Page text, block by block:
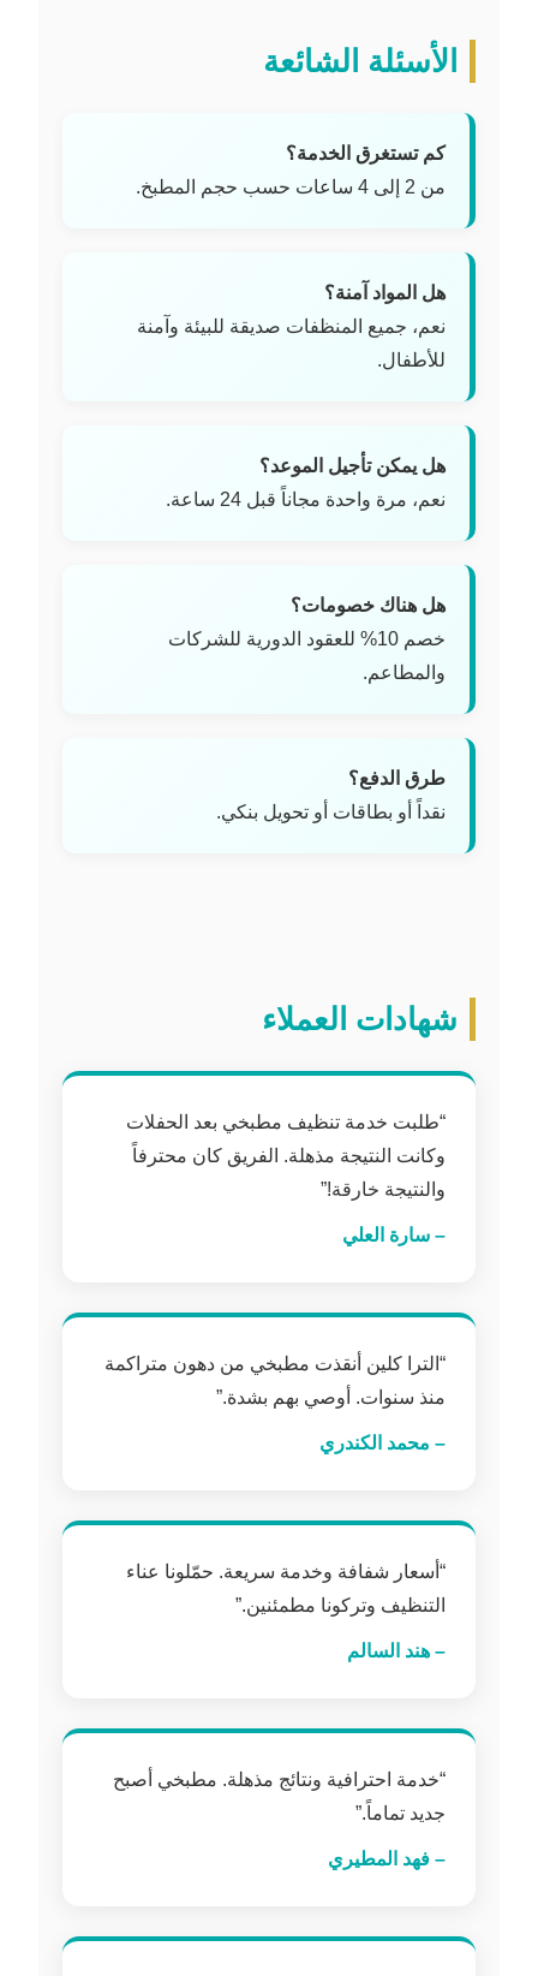
الأسئلة الشائعة
كم تستغرق الخدمة؟
من 2 إلى 4 ساعات حسب حجم المطبخ.
هل المواد آمنة؟
نعم، جميع المنظفات صديقة للبيئة وآمنة
للأطفال.
هل يمكن تأجيل الموعد؟
نعم، مرة واحدة مجاناً قبل 24 ساعة.
هل هناك خصومات؟
خصم 10% للعقود الدورية للشركات
والمطاعم.
طرق الدفع؟
نقداً أو بطاقات أو تحويل بنكي.
شهادات العملاء
“طلبت خدمة تنظيف مطبخي بعد الحفلات
وكانت النتيجة مذهلة. الفريق كان محترفاً
والنتيجة خارقة!”
– سارة العلي
“الترا كلين أنقذت مطبخي من دهون متراكمة
منذ سنوات. أوصي بهم بشدة.”
– محمد الكندري
“أسعار شفافة وخدمة سريعة. حمّلونا عناء
التنظيف وتركونا مطمئنين.”
– هند السالم
“خدمة احترافية ونتائج مذهلة. مطبخي أصبح
جديد تماماً.”
– فهد المطيري